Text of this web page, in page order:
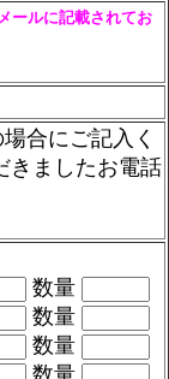
ールに記載されてお
合にご記入く
きましたお電話
数量
数量
数量
数量